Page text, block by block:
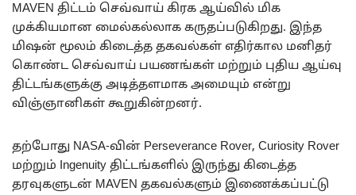
MAVEN திட்டம் செவ்வாய் கிரக ஆய்வில் மிக
முக்கியமான மைல்கல்லாக கருதப்படுகிறது. இந்த
மிஷன் மூலம் கிடைத்த தகவல்கள் எதிர்கால மனிதர்
கொண்ட செவ்வாய் பயணங்கள் மற்றும் புதிய ஆய்வு
திட்டங்களுக்கு அடித்தளமாக அமையும் என்று
விஞ்ஞானிகள் கூறுகின்றனர்.
தற்போது NASA-வின் Perseverance Rover, Curiosity Rover
மற்றும் Ingenuity திட்டங்களில் இருந்து கிடைத்த
தரவுகளுடன் MAVEN தகவல்களும் இணைக்கப்பட்டு